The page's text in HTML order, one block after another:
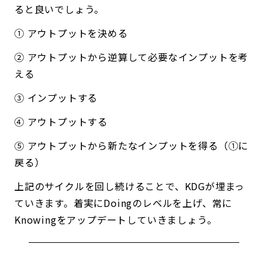
ると良いでしょう。
① アウトプットを決める
② アウトプットから逆算して必要なインプットを考
える
③ インプットする
④ アウトプットする
⑤ アウトプットから新たなインプットを得る（①に
戻る）
上記のサイクルを回し続けることで、KDGが埋まっ
ていきます。着実にDoingのレベルを上げ、常に
Knowingをアップデートしていきましょう。